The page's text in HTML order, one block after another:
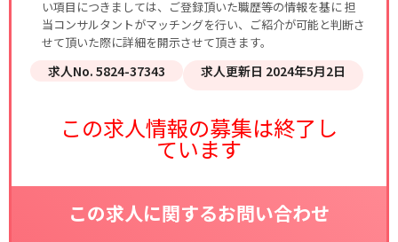
い項目につきましては、ご登録頂いた職歴等の情報を基に 担
当コンサルタントがマッチングを行い、ご紹介が可能と判断さ
せて頂いた際に詳細を開示させて頂きます。
求人No. 5824-37343 求人更新日 2024年5月2日
この求人情報の募集は終了し
ています
この求人に関するお問い合わせ